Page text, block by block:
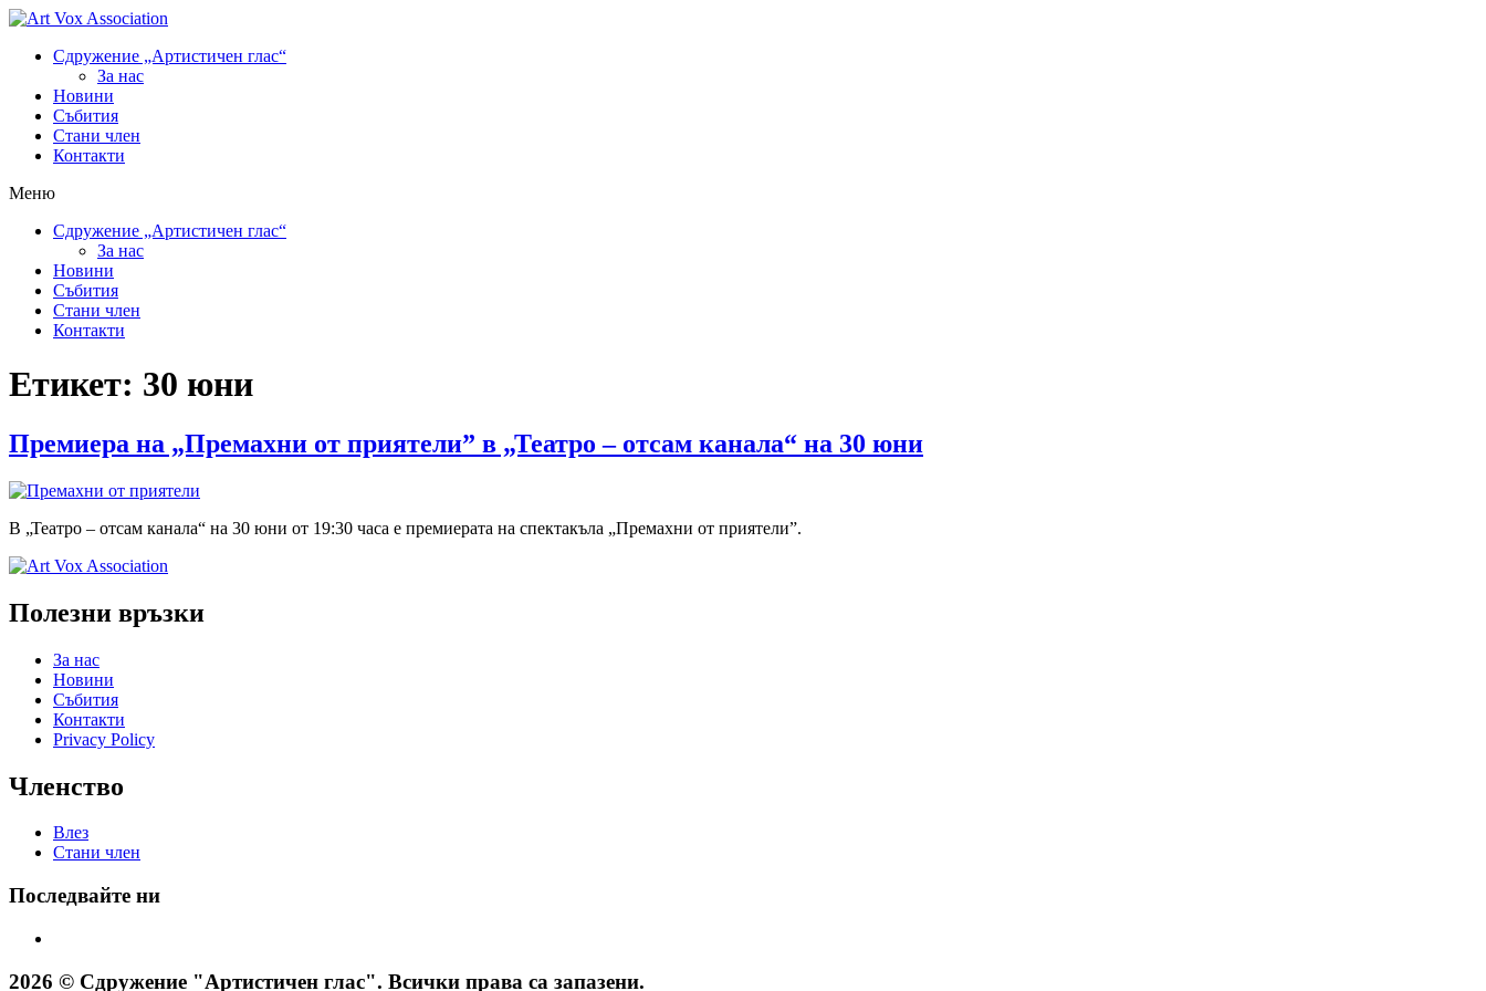
Сдружение „Артистичен глас“
За нас
Новини
Събития
Стани член
Контакти
Меню
Сдружение „Артистичен глас“
За нас
Новини
Събития
Стани член
Контакти
Етикет: 30 юни
Премиера на „Премахни от приятели” в „Театро – отсам канала“ на 30 юни
В „Театро – отсам канала“ на 30 юни от 19:30 часа е премиерата на спектакъла „Премахни от приятели”.
Полезни връзки
За нас
Новини
Събития
Контакти
Privacy Policy
Членство
Влез
Стани член
Последвайте ни
2026 © Сдружение "Артистичен глас". Всички права са запазени.